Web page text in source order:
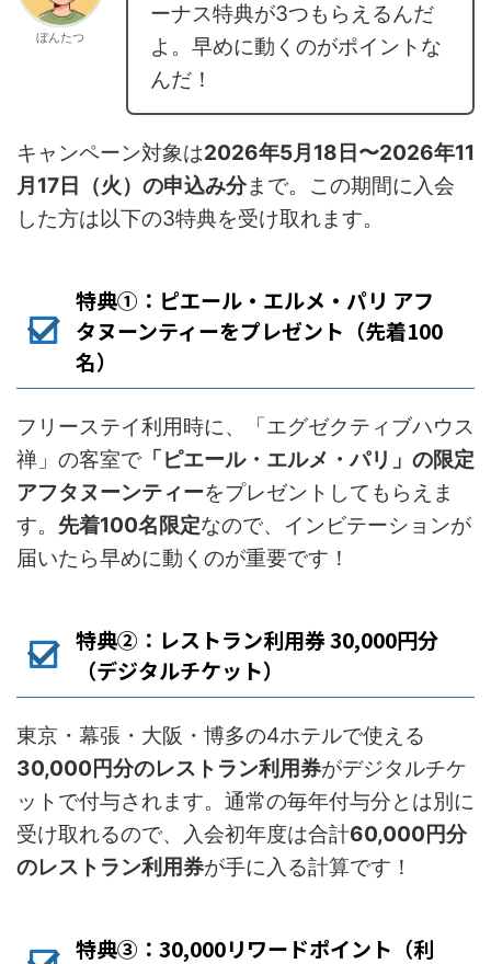
ぼんたつ
ーナス特典が3つもらえるんだ
よ。早めに動くのがポイントな
んだ！
キャンペーン対象は2026年5月18日〜2026年11
月17日（火）の申込み分まで。この期間に入会
した方は以下の3特典を受け取れます。
特典①：ピエール・エルメ・パリ アフ
タヌーンティーをプレゼント（先着100
名）
フリーステイ利用時に、「エグゼクティブハウス
禅」の客室で 「ピエール・エルメ・パリ」の限定
アフタヌーンティーをプレゼントしてもらえま
す。 先着100名限定なので、インビテーションが
届いたら早めに動くのが重要です！
特典②：レストラン利用券 30,000円分
（デジタルチケット）
東京・幕張・大阪・博多の4ホテルで使える
30,000円分のレストラン利用券がデジタルチケ
ットで付与されます。通常の毎年付与分とは別に
受け取れるので、入会初年度は合計60,000円分
のレストラン利用券が手に入る計算です！
特典③：30,000リワードポイント（利